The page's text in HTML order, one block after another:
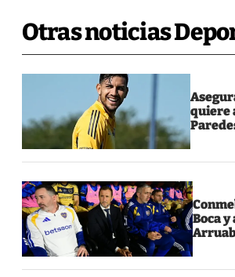
Otras noticias
quiere
Boca y